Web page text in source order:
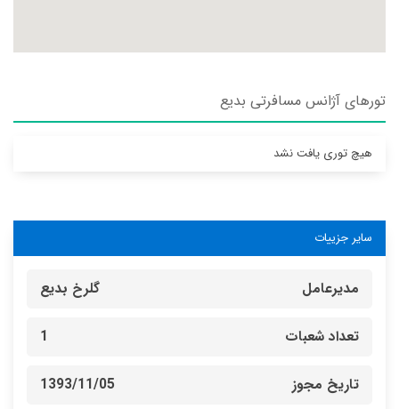
تورهای آژانس مسافرتی بديع
هیچ توری یافت نشد
سایر جزییات
مدیرعامل گلرخ بدیع
تعداد شعبات 1
تاریخ مجوز 1393/11/05